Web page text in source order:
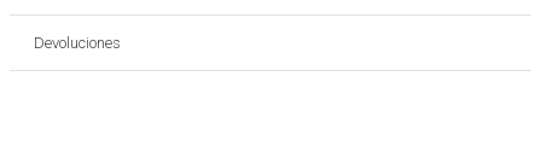
Devoluciones